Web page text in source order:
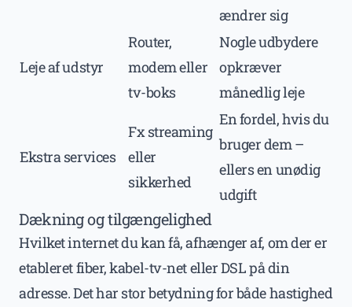
ændrer sig
Leje af udstyr
Router,
modem eller
tv-boks
Nogle udbydere
opkræver
månedlig leje
Ekstra services
Fx streaming
eller
sikkerhed
En fordel, hvis du
bruger dem –
ellers en unødig
udgift
Dækning og tilgængelighed
Hvilket internet du kan få, afhænger af, om der er
etableret fiber, kabel-tv-net eller DSL på din
adresse. Det har stor betydning for både hastighed